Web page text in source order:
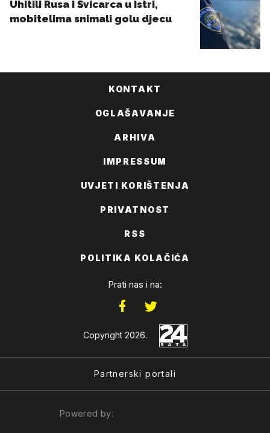
KONTAKT
OGLAŠAVANJE
ARHIVA
IMPRESSUM
UVJETI KORIŠTENJA
PRIVATNOST
RSS
POLITIKA KOLAČIĆA
Prati nas i na:
Copyright 2026.
Partnerski portali
Powered by: